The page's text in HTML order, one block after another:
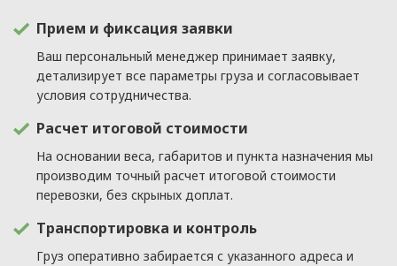
Прием и фиксация заявки
Ваш персональный менеджер принимает заявку,
детализирует все параметры груза и согласовывает
условия сотрудничества.
Расчет итоговой стоимости
На основании веса, габаритов и пункта назначения мы
производим точный расчет итоговой стоимости
перевозки, без скрыных доплат.
Транспортировка и контроль
Груз оперативно забирается с указанного адреса и